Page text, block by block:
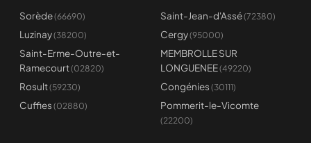
Sorède(66690) Saint-Jean-d'Assé(72380)
Luzinay(38200) Cergy(95000)
Saint-Erme-Outre-et-
Ramecourt(02820)
MEMBROLLE SUR
LONGUENEE(49220)
Rosult(59230) Congénies (30111)
Cuffies (02880) Pommerit-le-Vicomte
(22200)